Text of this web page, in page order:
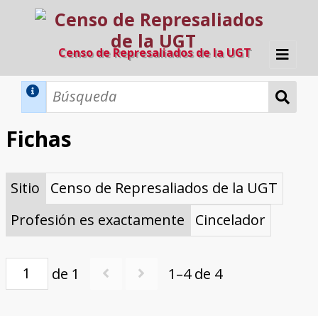
Censo de Represaliados de la UGT
Inicio
Directorio A-Z
Provincias de nacimiento
Profesión
Cárceles
Condenados a muerte
Condenados a muerte (con busca
dinámica)
Ejecutados
El proyecto
Razones y objetivos
El equipo
Colaboradores
Fuentes documentales
Fichas
Sitio
Censo de Represaliados de la UGT
Profesión es exactamente
Cincelador
de 1 1–4 de 4